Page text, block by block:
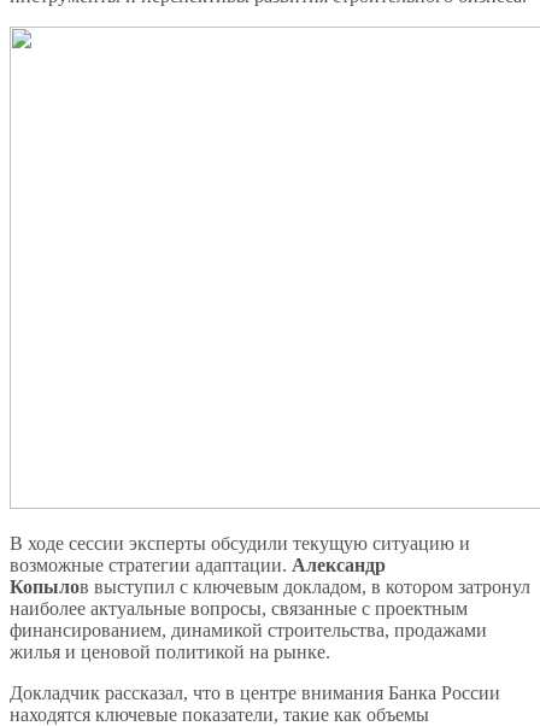
В ходе сессии эксперты обсудили текущую ситуацию и
возможные стратегии адаптации. Александр
Копылов выступил с ключевым докладом, в котором затронул
наиболее актуальные вопросы, связанные с проектным
финансированием, динамикой строительства, продажами
жилья и ценовой политикой на рынке.
Докладчик рассказал, что в центре внимания Банка России
находятся ключевые показатели, такие как объемы